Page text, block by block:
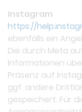
Instagram
https://
ebenfalls ein
Die durch Meta
Informationen
Präsenz auf
ggf. andere
gespeichert. Für